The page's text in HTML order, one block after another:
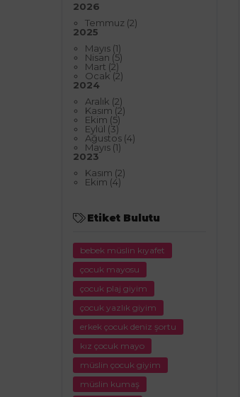
2026
Temmuz (2)
2025
Mayıs (1)
Nisan (5)
Mart (2)
Ocak (2)
2024
Aralık (2)
Kasım (2)
Ekim (5)
Eylül (3)
Ağustos (4)
Mayıs (1)
2023
Kasım (2)
Ekim (4)
Etiket Bulutu
bebek müslin kıyafet
çocuk mayosu
çocuk plaj giyim
çocuk yazlık giyim
erkek çocuk deniz şortu
kız çocuk mayo
müslin çocuk giyim
müslin kumaş